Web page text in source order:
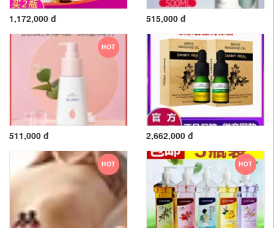
1,172,000 đ 515,000 đ
HOT
511,000 đ 2,662,000 đ
HOT HOT